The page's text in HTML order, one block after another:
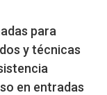
para
y técnicas
en entradas